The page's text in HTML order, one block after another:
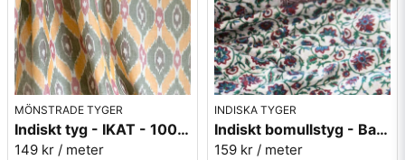
MÖNSTRADE TYGER
Indiskt tyg - IKAT - 100% bomull - Grön/orange/rosa
149 kr / meter
INDISKA TYGER
Indiskt bomullstyg - Batist - nr.6
159 kr / meter